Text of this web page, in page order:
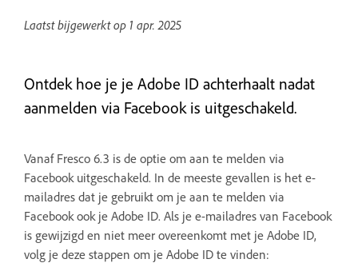
Laatst bijgewerkt op 1 apr. 2025
Ontdek hoe je je Adobe ID achterhaalt nadat
aanmelden via Facebook is uitgeschakeld.
Vanaf Fresco 6.3 is de optie om aan te melden via
Facebook uitgeschakeld. In de meeste gevallen is het e-
mailadres dat je gebruikt om je aan te melden via
Facebook ook je Adobe ID. Als je e-mailadres van Facebook
is gewijzigd en niet meer overeenkomt met je Adobe ID,
volg je deze stappen om je Adobe ID te vinden: